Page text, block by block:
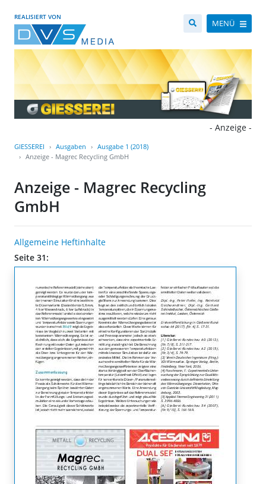
REALISIERT VON
MENÜ
- Anzeige -
GIESSEREI Ausgaben
Ausgabe 1 (2018)
Anzeige - Magrec Recycling GmbH
Anzeige - Magrec Recycling
GmbH
Allgemeine Heftinhalte
Seite 31: